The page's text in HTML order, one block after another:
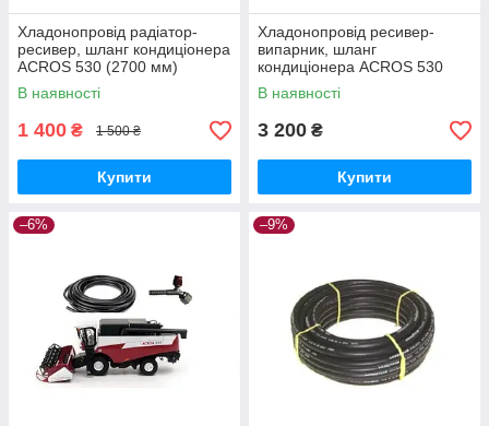
Хладонопровід радіатор-
ресивер, шланг кондиціонера
ACROS 530 (2700 мм)
В наявності
1 400 ₴ 1 500 ₴
Купити
Хладонопровід ресивер-
випарник, шланг
кондиціонера ACROS 530
(7500 мм)
В наявності
3 200 ₴
Купити
–6% –9%